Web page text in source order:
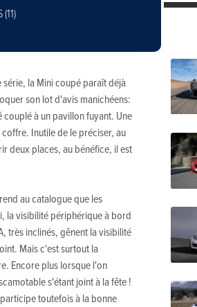
la Mini coupé paraît déjà
son lot d'avis manichéens:
à un pavillon fuyant. Une
Inutile de le préciser, au
deux places, au bénéfice, il est
au catalogue que les
la visibilité périphérique à bord
très inclinés, gênent la visibilité
Mais c'est surtout la
Encore plus lorsque l'on
s'étant joint à la fête !
toutefois à la bonne